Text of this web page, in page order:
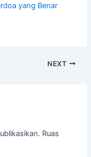
yang Benar
NEXT
Ruas